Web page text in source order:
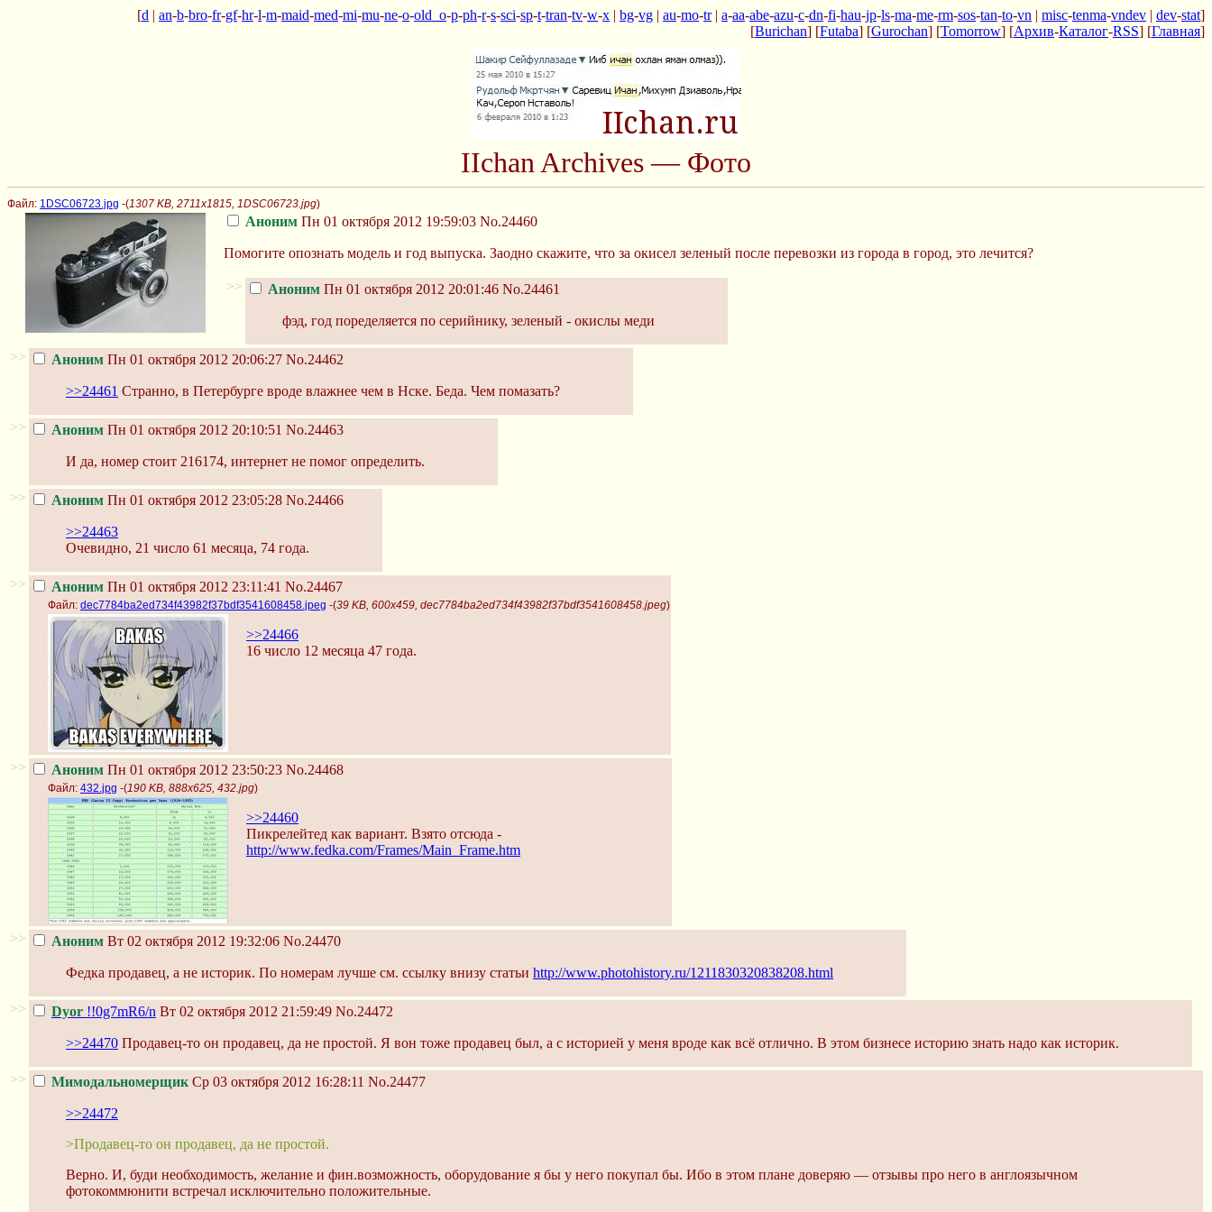
[d | an-b-bro-fr-gf-hr-l-m-maid-med-mi-mu-ne-o-old_o-p-ph-r-s-sci-sp-t-tran-tv-w-x | bg-vg | au-mo-tr| a-aa-abe-azu-c-dn-fi-hau-jp-ls-ma-me-rm-sos-tan-to-vn | misc-tenma-vndev | dev-stat]
[Burichan] [Futaba] [Gurochan] [Tomorrow] [Архив-Каталог-RSS] [Главная]
IIchan Archives — Фото
Файл: 1DSC06723.jpg -(1307 KB, 2711x1815, 1DSC06723.jpg)
Аноним Пн 01 октября 2012 19:59:03 No.24460
Помогите опознать модель и год выпуска. Заодно скажите, что за окисел зеленый после перевозки из города в город, это лечится?
>> Аноним Пн 01 октября 2012 20:01:46 No.24461
фэд, год поределяется по серийнику, зеленый - окислы меди
>> Аноним Пн 01 октября 2012 20:06:27 No.24462
>>24461 Странно, в Петербурге вроде влажнее чем в Нске. Беда. Чем помазать?
>> Аноним Пн 01 октября 2012 20:10:51 No.24463
И да, номер стоит 216174, интернет не помог определить.
>> Аноним Пн 01 октября 2012 23:05:28 No.24466
>>24463
Очевидно, 21 число 61 месяца, 74 года.
>> Аноним Пн 01 октября 2012 23:11:41 No.24467
Файл: dec7784ba2ed734f43982f37bdf3541608458.jpeg -(39 KB, 600x459, dec7784ba2ed734f43982f37bdf3541608458.jpeg)
>>24466
16 число 12 месяца 47 года.
>> Аноним Пн 01 октября 2012 23:50:23 No.24468
Файл: 432.jpg -(190 KB, 888x625, 432.jpg)
>>24460
Пикрелейтед как вариант. Взято отсюда -
http://www.fedka.com/Frames/Main_Frame.htm
>> Аноним Вт 02 октября 2012 19:32:06 No.24470
Федка продавец, а не историк. По номерам лучше см. ссылку внизу статьи http://www.photohistory.ru/1211830320838208.html
>> Dyor !!0g7mR6/n Вт 02 октября 2012 21:59:49 No.24472
>>24470 Продавец-то он продавец, да не простой. Я вон тоже продавец был, а с историей у меня вроде как всё отлично. В этом бизнесе историю знать надо как историк.
>> Мимодальномерщик Ср 03 октября 2012 16:28:11 No.24477
>>24472
>Продавец-то он продавец, да не простой.
Верно. И, буди необходимость, желание и фин.возможность, оборудование я бы у него покупал бы. Ибо в этом плане доверяю — отзывы про него в англоязычном
фотокоммюнити встречал исключительно положительные.